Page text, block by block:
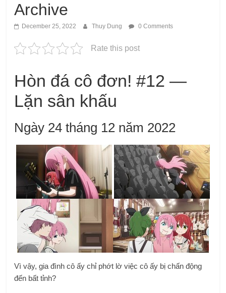
Archive
December 25, 2022 Thuy Dung 0 Comments
Rate this post
Hòn đá cô đơn! #12 —
Lặn sân khấu
Ngày 24 tháng 12 năm 2022
Vì vậy, gia đình cô ấy chỉ phớt lờ việc cô ấy bị chấn động
đến bất tỉnh?